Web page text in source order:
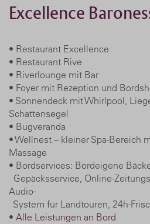
Excellence
• Restaurant Excellence
• Restaurant Rive
• Riverlounge mit Bar
• Foyer mit Rezeption und
• Sonnendeck mit Whirlpool,
Schattensegel
• Bugveranda
• Wellnest – kleiner Spa-Bereich
Massage
• Bordservices: Bordeigene
Gepäcksservice, Online-
Audio-
System für Landtouren, 24h-
• Alle Leistungen an Bord